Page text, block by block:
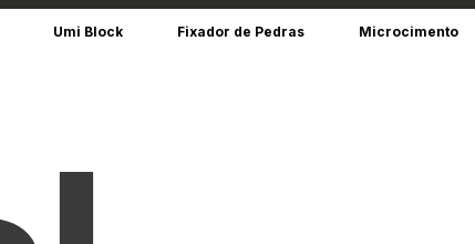
Umi Block Fixador de Pedras Microcimento